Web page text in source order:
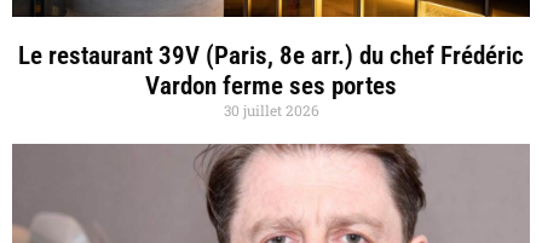
Le restaurant 39V (Paris, 8e arr.) du chef Frédéric
Vardon ferme ses portes
30 juillet 2026